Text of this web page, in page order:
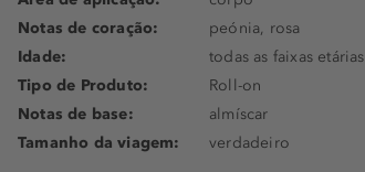
Notas de coração:
peónia, rosa
Idade:
todas as faixas etárias
Tipo de Produto:
Roll-on
Notas de base:
almíscar
Tamanho da viagem:
verdadeiro